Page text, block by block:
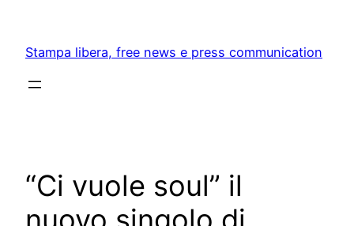
content
Stampa libera, free news e press communication
“Ci vuole soul” il